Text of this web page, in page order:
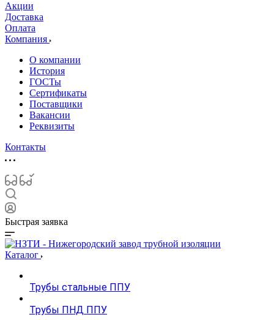
Акции
Доставка
Оплата
Компания
О компании
История
ГОСТы
Сертификаты
Поставщики
Вакансии
Реквизиты
Контакты
Быстрая заявка
Каталог
Трубы стальные ППУ
Трубы ПНД ППУ